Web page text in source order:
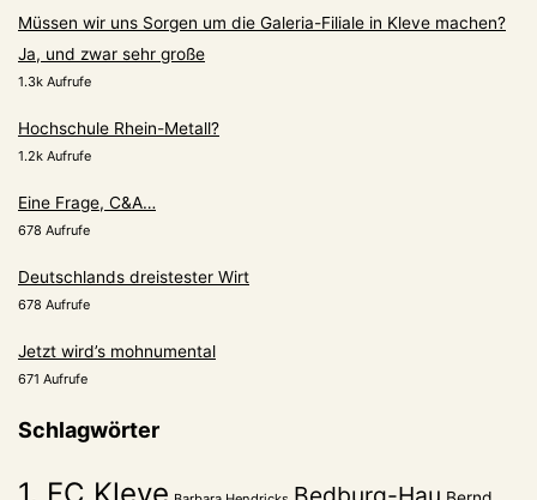
Müssen wir uns Sorgen um die Galeria-Filiale in Kleve machen?
Ja, und zwar sehr große
1.3k Aufrufe
Hochschule Rhein-Metall?
1.2k Aufrufe
Eine Frage, C&A…
678 Aufrufe
Deutschlands dreistester Wirt
678 Aufrufe
Jetzt wird’s mohnumental
671 Aufrufe
Schlagwörter
1. FC Kleve